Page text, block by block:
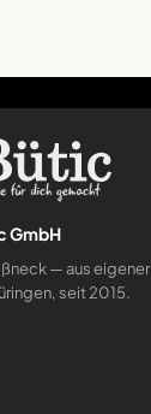
GmbH
— aus eigener
seit 2015.